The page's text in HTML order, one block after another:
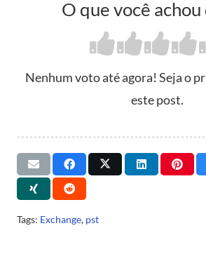
O que você achou
Nenhum voto até agora! Seja o
este post.
Tags: Exchange, pst